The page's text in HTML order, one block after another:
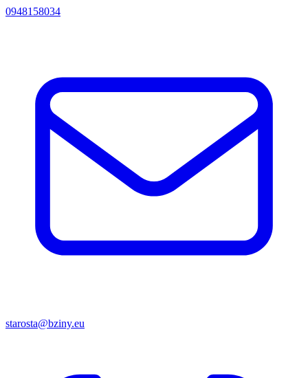
0948158034
starosta@bziny.eu